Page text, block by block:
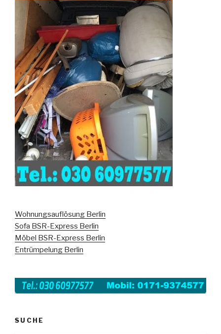
Wohnungsauflösung Berlin
Sofa BSR-Express Berlin
Möbel BSR-Express Berlin
Entrümpelung Berlin
SUCHE